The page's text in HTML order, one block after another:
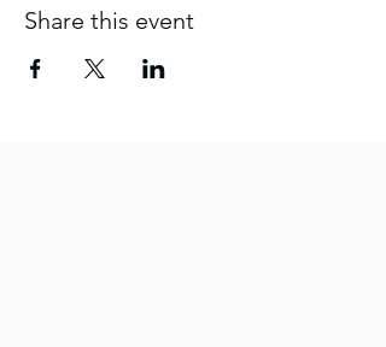
Share this event